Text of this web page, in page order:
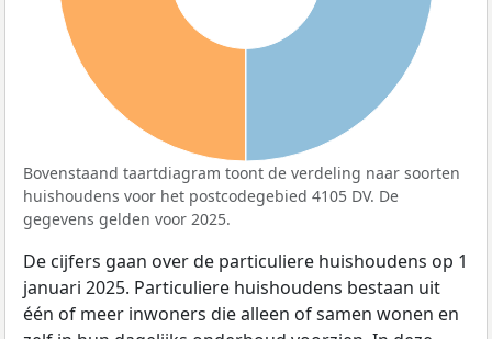
Bovenstaand taartdiagram toont de verdeling naar soorten
huishoudens voor het postcodegebied 4105 DV. De
gegevens gelden voor 2025.
De cijfers gaan over de particuliere huishoudens op 1
januari 2025. Particuliere huishoudens bestaan uit
één of meer inwoners die alleen of samen wonen en